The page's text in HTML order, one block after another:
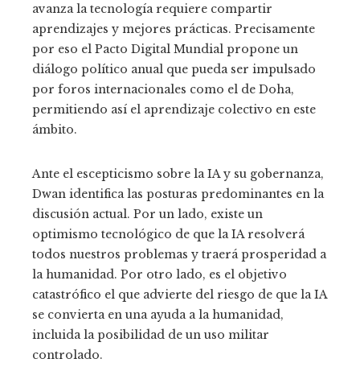
avanza la tecnología requiere compartir
aprendizajes y mejores prácticas. Precisamente
por eso el Pacto Digital Mundial propone un
diálogo político anual que pueda ser impulsado
por foros internacionales como el de Doha,
permitiendo así el aprendizaje colectivo en este
ámbito.
Ante el escepticismo sobre la IA y su gobernanza,
Dwan identifica las posturas predominantes en la
discusión actual. Por un lado, existe un
optimismo tecnológico de que la IA resolverá
todos nuestros problemas y traerá prosperidad a
la humanidad. Por otro lado, es el objetivo
catastrófico el que advierte del riesgo de que la IA
se convierta en una ayuda a la humanidad,
incluida la posibilidad de un uso militar
controlado.